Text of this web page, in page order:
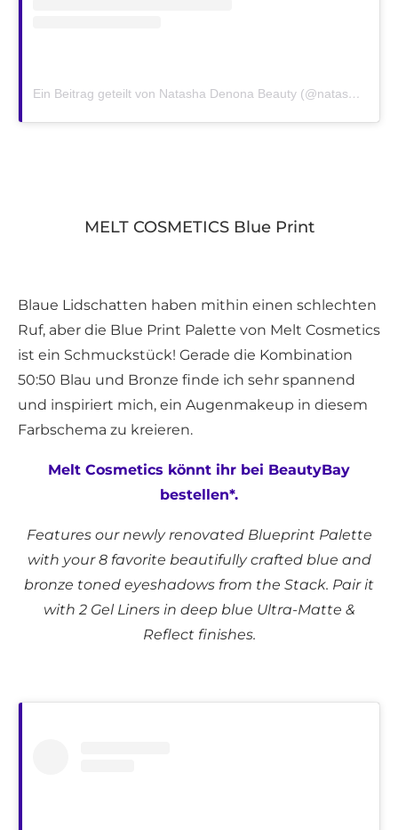
Ein Beitrag geteilt von Natasha Denona Beauty (@natashadenonabeauty)
MELT COSMETICS Blue Print
Blaue Lidschatten haben mithin einen schlechten
Ruf, aber die Blue Print Palette von Melt Cosmetics
ist ein Schmuckstück! Gerade die Kombination
50:50 Blau und Bronze finde ich sehr spannend
und inspiriert mich, ein Augenmakeup in diesem
Farbschema zu kreieren.
Melt Cosmetics könnt ihr bei BeautyBay
bestellen*.
Features our newly renovated Blueprint Palette
with your 8 favorite beautifully crafted blue and
bronze toned eyeshadows from the Stack. Pair it
with 2 Gel Liners in deep blue Ultra-Matte &
Reflect finishes.